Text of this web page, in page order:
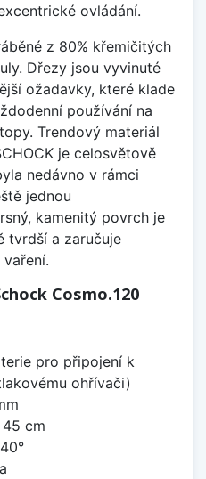
ovládání.
z 80% křemičitých
Dřezy jsou vyvinuté
ožadavky, které klade
používání na
Trendový materiál
je celosvětově
nedávno v rámci
jednou
kamenitý povrch je
tvrdší a zaručuje
Cosmo.120
pro připojení k
ohřívači)
45 cm